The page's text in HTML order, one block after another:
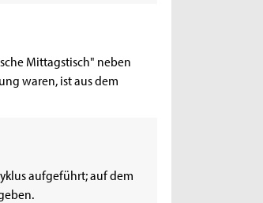
Mittagstisch" neben
waren, ist aus dem
aufgeführt; auf dem